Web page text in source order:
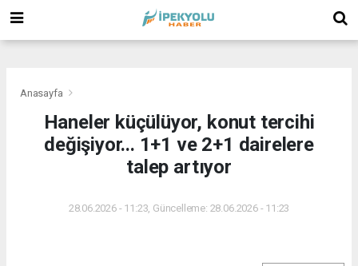
Anasayfa
Haneler küçülüyor, konut tercihi
değişiyor... 1+1 ve 2+1 dairelere
talep artıyor
28.06.2026 - 11:23, Güncelleme: 28.06.2026 - 11:23